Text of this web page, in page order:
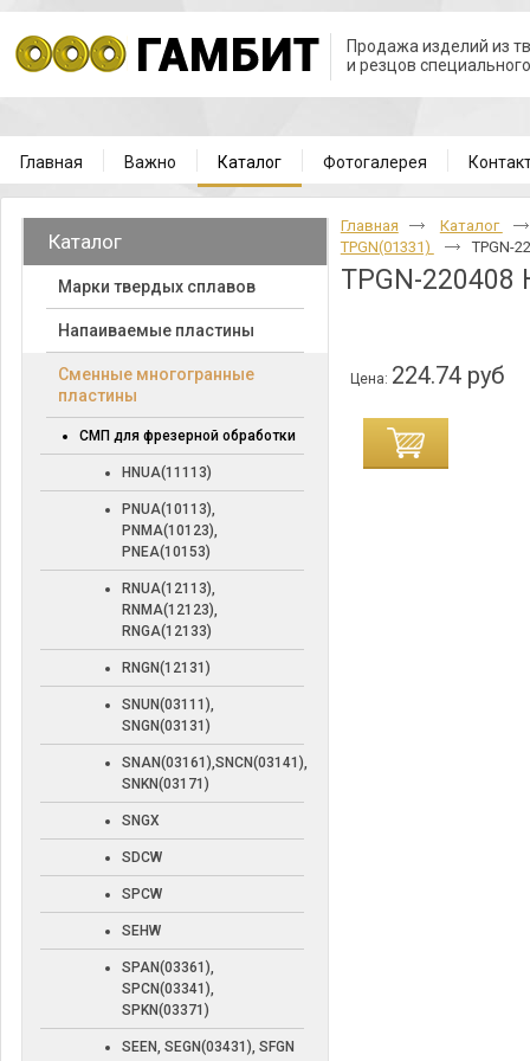
Продажа изделий из
и резцов
Главная Важно Каталог Фотогалерея
Каталог
Марки твердых сплавов
Напаиваемые пластины
Cменные многогранные
пластины
СМП для фрезерной обработки
HNUA(11113)
PNUA(10113),
PNMA(10123),
PNEA(10153)
RNUA(12113),
RNMA(12123),
RNGA(12133)
RNGN(12131)
SNUN(03111),
SNGN(03131)
SNAN(03161),SNCN(03141),
SNKN(03171)
SNGX
SDCW
SPCW
SEHW
SPAN(03361),
SPCN(03341),
SPKN(03371)
SEEN, SEGN(03431), SFGN
Главная
Каталог
TPGN(01331)
TPGN-
TPGN-220408
Цена: 224.74 руб